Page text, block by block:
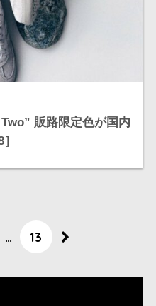
販路限定色が国内
… 13